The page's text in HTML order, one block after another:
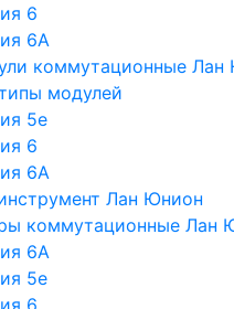
6
6A
коммутационные Лан
модулей
5е
6
6A
Лан Юнион
коммутационные Лан
6A
5e
6